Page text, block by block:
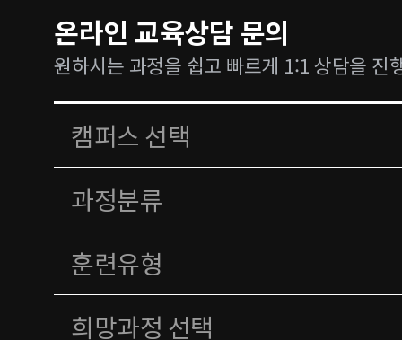
온라인 교육상담 문의
원하시는 과정을 쉽고 빠르게 1:1 상담을 진